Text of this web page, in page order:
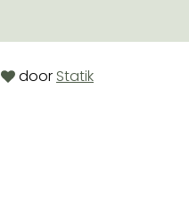
lovedoor Statik